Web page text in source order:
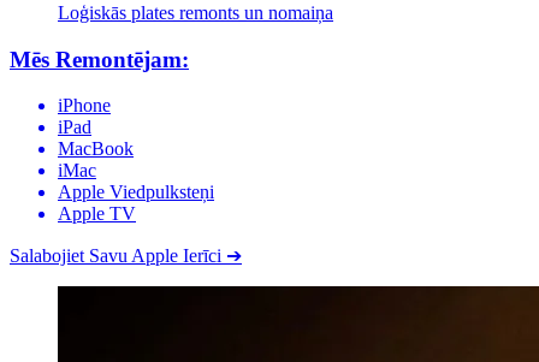
Loģiskās plates remonts un nomaiņa
Mēs Remontējam:
iPhone
iPad
MacBook
iMac
Apple Viedpulksteņi
Apple TV
Salabojiet Savu Apple Ierīci ➔